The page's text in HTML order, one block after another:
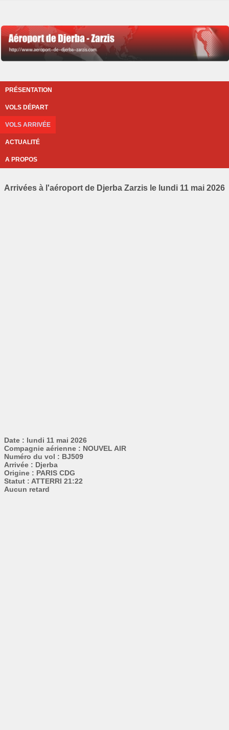
PRÉSENTATION
VOLS DÉPART
VOLS ARRIVÉE
ACTUALITÉ
A PROPOS
Arrivées à l'aéroport de Djerba Zarzis le lundi 11 mai 2026
Date : lundi 11 mai 2026
Compagnie aérienne : NOUVEL AIR
Numéro du vol : BJ509
Arrivée : Djerba
Origine : PARIS CDG
Statut : ATTERRI 21:22
Aucun retard